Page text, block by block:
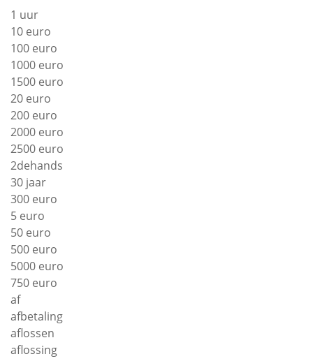
1 uur
10 euro
100 euro
1000 euro
1500 euro
20 euro
200 euro
2000 euro
2500 euro
2dehands
30 jaar
300 euro
5 euro
50 euro
500 euro
5000 euro
750 euro
af
afbetaling
aflossen
aflossing